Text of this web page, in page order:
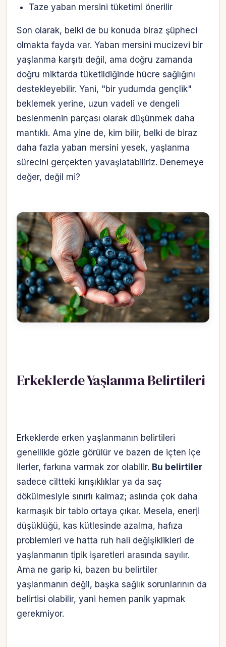
Taze yaban mersini tüketimi önerilir
Son olarak, belki de bu konuda biraz şüpheci
olmakta fayda var. Yaban mersini mucizevi bir
yaşlanma karşıtı değil, ama doğru zamanda
doğru miktarda tüketildiğinde hücre sağlığını
destekleyebilir. Yani, "bir yudumda gençlik"
beklemek yerine, uzun vadeli ve dengeli
beslenmenin parçası olarak düşünmek daha
mantıklı. Ama yine de, kim bilir, belki de biraz
daha fazla yaban mersini yesek, yaşlanma
sürecini gerçekten yavaşlatabiliriz. Denemeye
değer, değil mi?
Erkeklerde Yaşlanma Belirtileri
Erkeklerde erken yaşlanmanın belirtileri
genellikle gözle görülür ve bazen de içten içe
ilerler, farkına varmak zor olabilir. Bu belirtiler
sadece ciltteki kırışıklıklar ya da saç
dökülmesiyle sınırlı kalmaz; aslında çok daha
karmaşık bir tablo ortaya çıkar. Mesela, enerji
düşüklüğü, kas kütlesinde azalma, hafıza
problemleri ve hatta ruh hali değişiklikleri de
yaşlanmanın tipik işaretleri arasında sayılır.
Ama ne garip ki, bazen bu belirtiler
yaşlanmanın değil, başka sağlık sorunlarının da
belirtisi olabilir, yani hemen panik yapmak
gerekmiyor.